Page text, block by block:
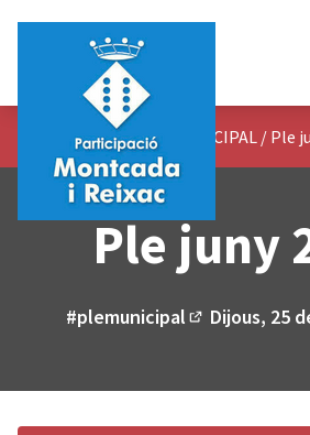
PREGUNTES AL PLE MUNICIPAL / Ple
Ple juny
#plemunicipal
(Enllaç
Dijous, 25